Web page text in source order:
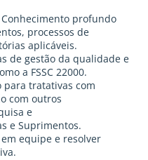
Conhecimento profundo
processos de
aplicáveis.
de gestão da qualidade e
a FSSC 22000.
para tratativas com
com outros
e
e Suprimentos.
equipe e resolver